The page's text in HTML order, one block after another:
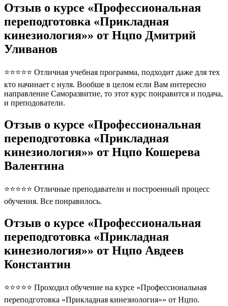
Отзыв о курсе «Профессиональная
переподготовка «Прикладная
кинезиология»» от Нцпо Дмитрий
Уливанов
⭐⭐⭐⭐⭐ Отличная учебная программа, подходит даже для тех
кто начинает с нуля. Вообше в целом если Вам интересно
направление Саморазвитие, то этот курс понравится и подача,
и преподователи.
Отзыв о курсе «Профессиональная
переподготовка «Прикладная
кинезиология»» от Нцпо Кошерева
Валентина
⭐⭐⭐⭐⭐ Отличные преподаватели и построенный процесс
обучения. Все понравилось.
Отзыв о курсе «Профессиональная
переподготовка «Прикладная
кинезиология»» от Нцпо Авдеев
Константин
⭐⭐⭐⭐⭐ Проходил обучение на курсе «Профессиональная
переподготовка «Прикладная кинезиология»» от Нцпо.